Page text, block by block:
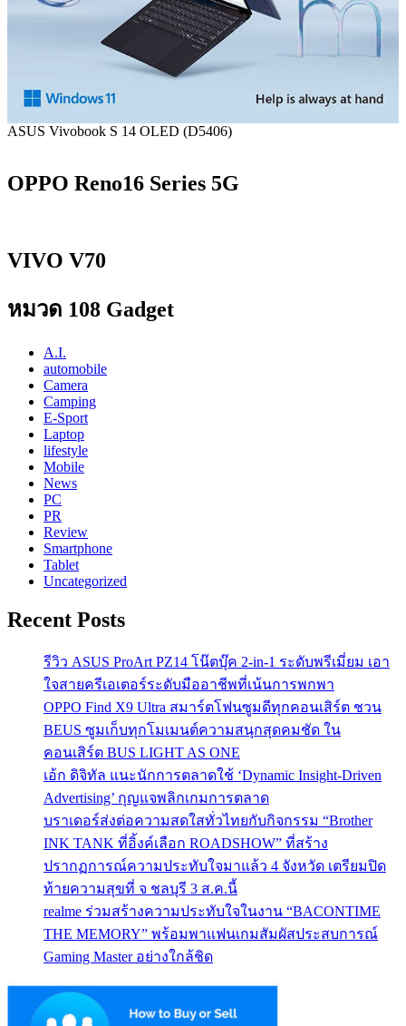
ASUS Vivobook S 14 OLED (D5406)
OPPO Reno16 Series 5G
VIVO V70
หมวด 108 Gadget
A.I.
automobile
Camera
Camping
E-Sport
Laptop
lifestyle
Mobile
News
PC
PR
Review
Smartphone
Tablet
Uncategorized
Recent Posts
รีวิว ASUS ProArt PZ14 โน๊ตบุ๊ค 2-in-1 ระดับพรีเมี่ยม เอา
ใจสายครีเอเตอร์ระดับมืออาชีพที่เน้นการพกพา
OPPO Find X9 Ultra สมาร์ตโฟนซูมดีทุกคอนเสิร์ต ชวน
BEUS ซูมเก็บทุกโมเมนต์ความสนุกสุดคมชัด ใน
คอนเสิร์ต BUS LIGHT AS ONE
เอ้ก ดิจิทัล แนะนักการตลาดใช้ ‘Dynamic Insight-Driven
Advertising’ กุญแจพลิกเกมการตลาด
บราเดอร์ส่งต่อความสดใสทั่วไทยกับกิจกรรม “Brother
INK TANK ที่อิ้งค์เลือก ROADSHOW” ที่สร้าง
ปรากฏการณ์ความประทับใจมาแล้ว 4 จังหวัด เตรียมปิด
ท้ายความสุขที่ จ ชลบุรี 3 ส.ค.นี้
realme ร่วมสร้างความประทับใจในงาน “BACONTIME
THE MEMORY” พร้อมพาแฟนเกมสัมผัสประสบการณ์
Gaming Master อย่างใกล้ชิด